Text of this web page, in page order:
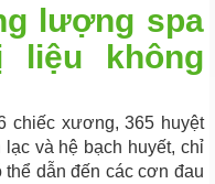
lượng spa
liệu không
chiếc xương, 365 huyệt
và hệ bạch huyết, chỉ
thể dẫn đến các cơn đau